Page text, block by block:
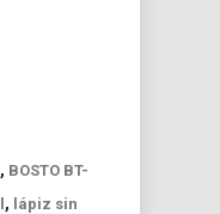
, BOSTO BT-
, lápiz sin